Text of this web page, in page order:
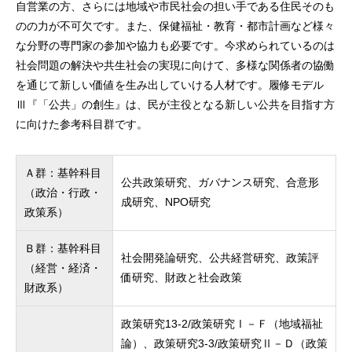
自営業の方、さらには地域や市民社会の担い手である住民そのも
のの力が不可欠です。また、保健福祉・教育・都市計画など様々
な分野の専門家の参加や協力も必要です。今求められているのは
社会問題の解決や共生社会の実現に向けて、多様な関係者の協働
を通じて新しい価値を生み出していける人材です。履修モデル
Ⅲ『「公共」の創生』は、民が主役となる新しい公共を目指す方
に向けた参考科目群です。
Ａ群：基幹科目
（政治・行政・
政策系）
公共政策研究、ガバナンス研究、合意形
成研究、NPO研究
Ｂ群：基幹科目
（経営・経済・
財政系）
社会開発論研究、公共経営研究、政策評
価研究、財政と社会政策
政策研究13-2/政策研究Ⅰ－Ｆ（地域福祉
論）、政策研究3-3/政策研究Ⅱ－Ｄ（政策